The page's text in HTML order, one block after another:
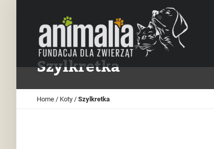
Szylkretka
Home/ Koty/Szylkretka